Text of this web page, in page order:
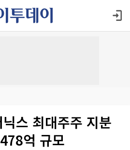
스 최대주주 지분
억 규모